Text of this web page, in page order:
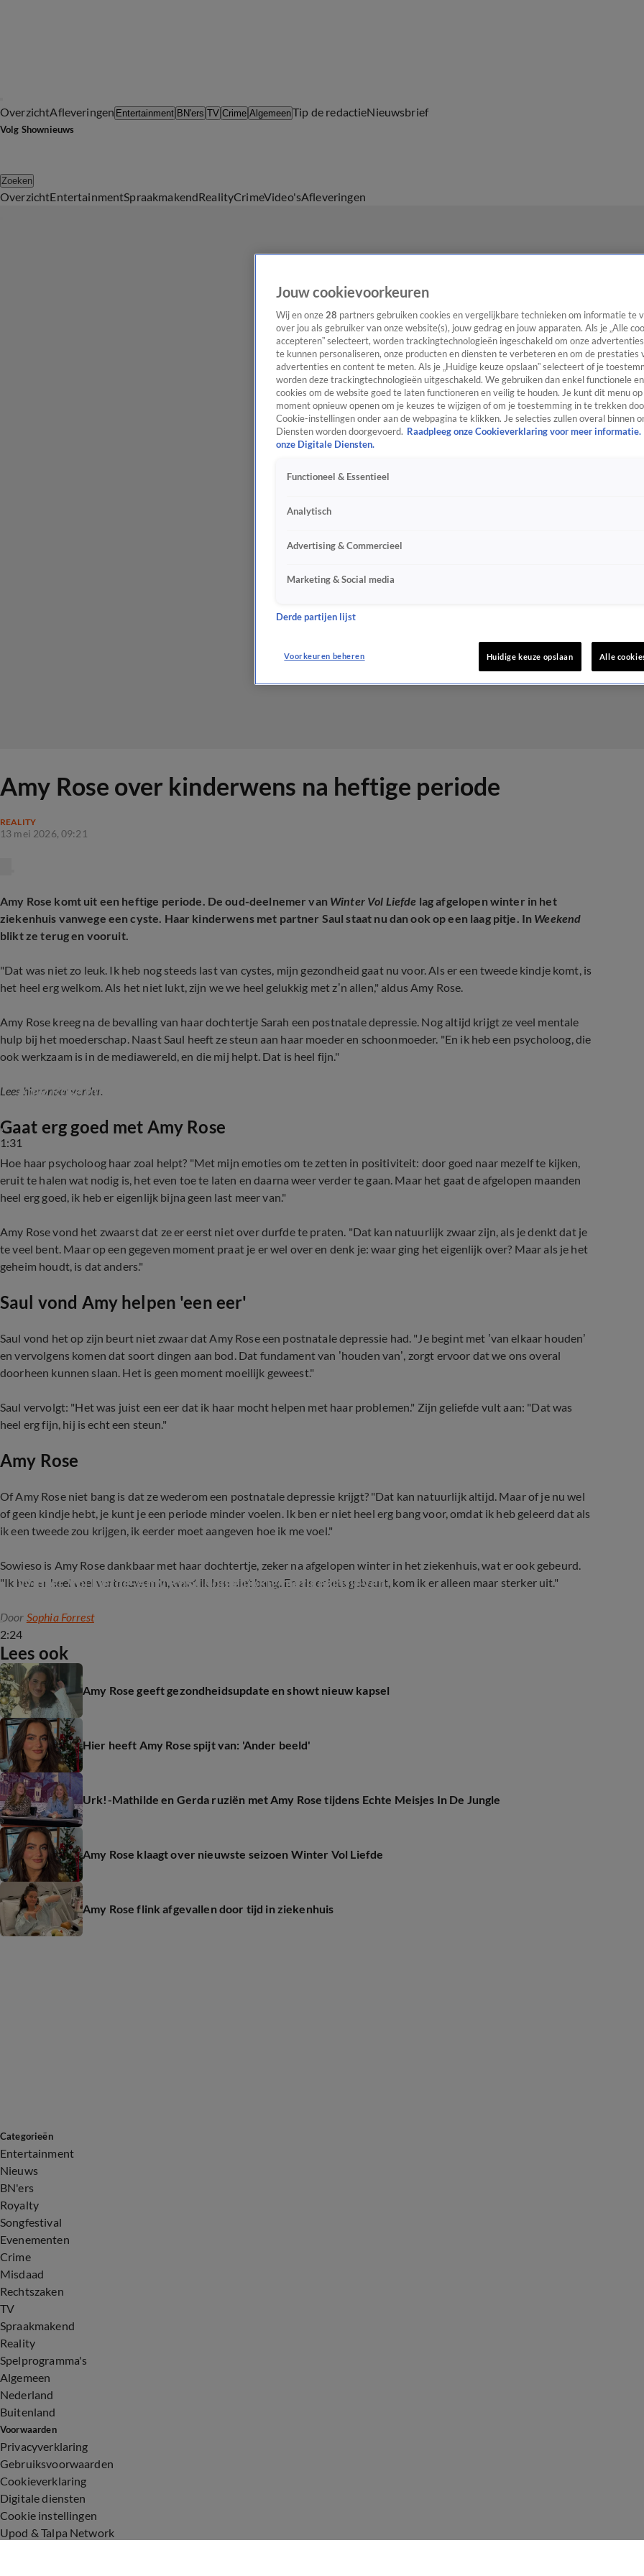
OverzichtAfleveringen Entertainment BN'ers TV Crime AlgemeenTip de redactieNieuwsbrief
Volg Shownieuws
Zoeken
OverzichtEntertainmentSpraakmakendRealityCrimeVideo'sAfleveringen
Amy Rose over kinderwens na heftige periode
REALITY
13 mei 2026, 09:21
Amy Rose komt uit een heftige periode. De oud-deelnemer van Winter Vol Liefde lag afgelopen winter in het
ziekenhuis vanwege een cyste. Haar kinderwens met partner Saul staat nu dan ook op een laag pitje. In Weekend
blikt ze terug en vooruit.
"Dat was niet zo leuk. Ik heb nog steeds last van cystes, mijn gezondheid gaat nu voor. Als er een tweede kindje komt, is
het heel erg welkom. Als het niet lukt, zijn we we heel gelukkig met z’n allen," aldus Amy Rose.
Amy Rose kreeg na de bevalling van haar dochtertje Sarah een postnatale depressie. Nog altijd krijgt ze veel mentale
hulp bij het moederschap. Naast Saul heeft ze steun aan haar moeder en schoonmoeder. "En ik heb een psycholoog, die
ook werkzaam is in de mediawereld, en die mij helpt. Dat is heel fijn."
Lees hieronder verder.
1:31
Amy Rose met helse pijn in het ziekenhuis
Gaat erg goed met Amy Rose
Hoe haar psycholoog haar zoal helpt? "Met mijn emoties om te zetten in positiviteit: door goed naar mezelf te kijken,
eruit te halen wat nodig is, het even toe te laten en daarna weer verder te gaan. Maar het gaat de afgelopen maanden
heel erg goed, ik heb er eigenlijk bijna geen last meer van."
Amy Rose vond het zwaarst dat ze er eerst niet over durfde te praten. "Dat kan natuurlijk zwaar zijn, als je denkt dat je
te veel bent. Maar op een gegeven moment praat je er wel over en denk je: waar ging het eigenlijk over? Maar als je het
geheim houdt, is dat anders."
Saul vond Amy helpen 'een eer'
Saul vond het op zijn beurt niet zwaar dat Amy Rose een postnatale depressie had. "Je begint met ’van elkaar houden’
en vervolgens komen dat soort dingen aan bod. Dat fundament van ’houden van’, zorgt ervoor dat we ons overal
doorheen kunnen slaan. Het is geen moment moeilijk geweest."
Saul vervolgt: "Het was juist een eer dat ik haar mocht helpen met haar problemen." Zijn geliefde vult aan: "Dat was
heel erg fijn, hij is echt een steun."
Amy Rose
Of Amy Rose niet bang is dat ze wederom een postnatale depressie krijgt? "Dat kan natuurlijk altijd. Maar of je nu wel
of geen kindje hebt, je kunt je een periode minder voelen. Ik ben er niet heel erg bang voor, omdat ik heb geleerd dat als
ik een tweede zou krijgen, ik eerder moet aangeven hoe ik me voel."
Sowieso is Amy Rose dankbaar met haar dochtertje, zeker na afgelopen winter in het ziekenhuis, wat er ook gebeurd.
"Ik heb er heel veel vertrouwen in, want ik ben niet bang. En als er iets gebeurt, kom ik er alleen maar sterker uit."
2:24
Winter Vol Liefde-Amy Rose dolgelukkig met gezinsleven
Door Sophia Forrest
Lees ook
Amy Rose geeft gezondheidsupdate en showt nieuw kapsel
Hier heeft Amy Rose spijt van: 'Ander beeld'
Urk!-Mathilde en Gerda ruziën met Amy Rose tijdens Echte Meisjes In De Jungle
Amy Rose klaagt over nieuwste seizoen Winter Vol Liefde
Amy Rose flink afgevallen door tijd in ziekenhuis
Categorieën
Entertainment
Nieuws
BN'ers
Royalty
Songfestival
Evenementen
Crime
Misdaad
Rechtszaken
TV
Spraakmakend
Reality
Spelprogramma's
Algemeen
Nederland
Buitenland
Voorwaarden
Privacyverklaring
Gebruiksvoorwaarden
Cookieverklaring
Digitale diensten
Cookie instellingen
Upod & Talpa Network
Jouw cookievoorkeuren
Wij en onze 28 partners gebruiken cookies en vergelijkbare technieken om informatie te
over jou als gebruiker van onze website(s), jouw gedrag en jouw apparaten. Als je „Alle
accepteren” selecteert, worden trackingtechnologieën ingeschakeld om onze
te kunnen personaliseren, onze producten en diensten te verbeteren en om de prestaties
advertenties en content te meten. Als je „Huidige keuze opslaan” selecteert of je
worden deze trackingtechnologieën uitgeschakeld. We gebruiken dan enkel functionele
cookies om de website goed te laten functioneren en veilig te houden. Je kunt dit menu
moment opnieuw openen om je keuzes te wijzigen of om je toestemming in te trekken
Cookie-instellingen onder aan de webpagina te klikken. Je selecties zullen overal binnen
Diensten worden doorgevoerd. Raadpleeg onze Cookieverklaring voor meer informatie.
onze Digitale Diensten.
Functioneel & Essentieel
Analytisch
Advertising & Commercieel
Marketing & Social media
Derde partijen lijst
Voorkeuren beheren Huidige keuze opslaan Alle